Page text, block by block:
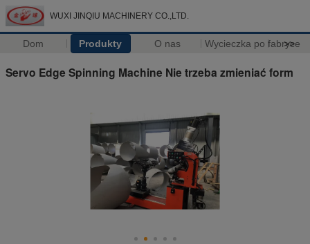
WUXI JINQIU MACHINERY CO.,LTD.
Dom Produkty O nas Wycieczka po fabryce
>>
Servo Edge Spinning Machine Nie trzeba zmieniać form